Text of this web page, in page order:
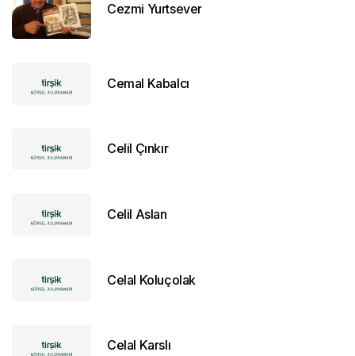
Cezmi Yurtsever
Cemal Kabalcı
Celil Çınkır
Celil Aslan
Celal Koluçolak
Celal Karslı